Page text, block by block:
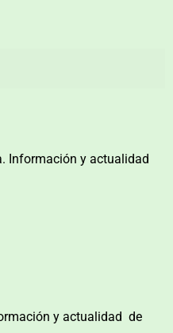
Información y actualidad
y actualidad de